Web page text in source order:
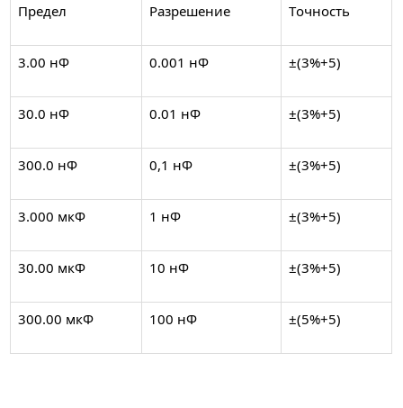
Предел Разрешение Tочность
3.00 нФ 0.001 нФ ±(3%+5)
30.0 нФ 0.01 нФ ±(3%+5)
300.0 нФ 0,1 нФ ±(3%+5)
3.000 мкФ 1 нФ ±(3%+5)
30.00 мкФ 10 нФ ±(3%+5)
300.00 мкФ 100 нФ ±(5%+5)